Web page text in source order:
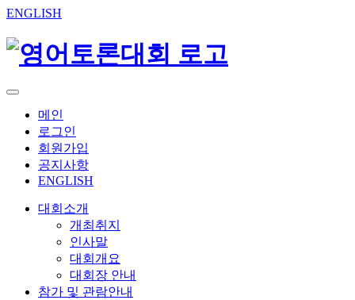
ENGLISH
메인
로그인
회원가입
공지사항
ENGLISH
대회소개
개최취지
인사말
대회개요
대회장 안내
참가 및 관람안내